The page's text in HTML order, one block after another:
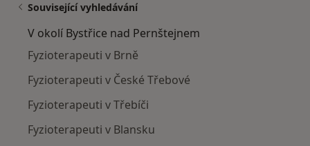
Související vyhledávání
V okolí Bystřice nad Pernštejnem
Fyzioterapeuti v Brně
Fyzioterapeuti v České Třebové
Fyzioterapeuti v Třebíči
Fyzioterapeuti v Blansku